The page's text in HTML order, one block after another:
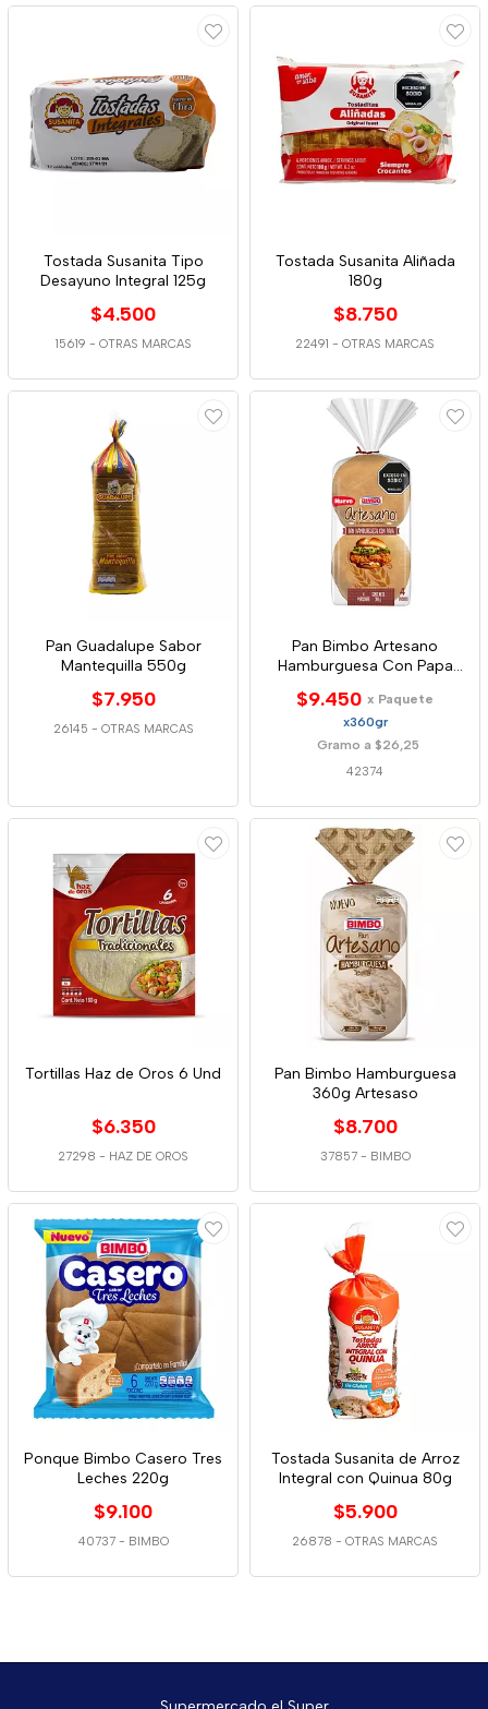
Tostada Susanita Tipo
Desayuno Integral 125g
$4.500
15619 - OTRAS MARCAS
Tostada Susanita Aliñada
180g
$8.750
22491 - OTRAS MARCAS
Pan Guadalupe Sabor
Mantequilla 550g
$7.950
26145 - OTRAS MARCAS
Pan Bimbo Artesano
Hamburguesa Con Papa
$9.450 x Paquete
x360gr
Gramo a $26,25
42374
Tortillas Haz de Oros 6 Und
$6.350
27298 - HAZ DE OROS
Pan Bimbo Hamburguesa
360g Artesaso
$8.700
37857 - BIMBO
Ponque Bimbo Casero Tres
Leches 220g
$9.100
40737 - BIMBO
Tostada Susanita de Arroz
Integral con Quinua 80g
$5.900
26878 - OTRAS MARCAS